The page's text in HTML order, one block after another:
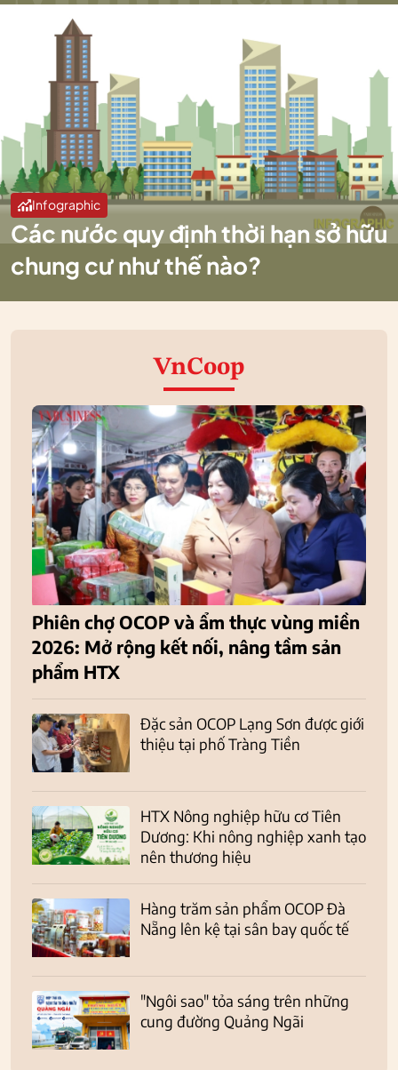
Infographic
Các nước quy định thời hạn sở hữu
chung cư như thế nào?
VnCoop
Phiên chợ OCOP và ẩm thực vùng miền
2026: Mở rộng kết nối, nâng tầm sản
phẩm HTX
Đặc sản OCOP Lạng Sơn được giới
thiệu tại phố Tràng Tiền
HTX Nông nghiệp hữu cơ Tiên
Dương: Khi nông nghiệp xanh tạo
nên thương hiệu
Hàng trăm sản phẩm OCOP Đà
Nẵng lên kệ tại sân bay quốc tế
"Ngôi sao" tỏa sáng trên những
cung đường Quảng Ngãi